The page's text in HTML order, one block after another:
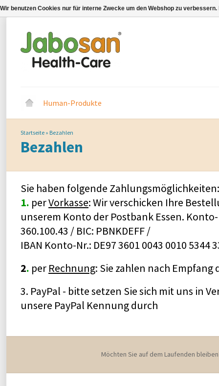
Human-Produkte
Startseite » Bezahlen
Bezahlen
Sie haben folgende
1. perVorkasse: Wir verschicken Ihre
unserem Konto der Postbank Essen. Konto-
360.100.43 / BIC: PBNKDEFF /
IBAN Konto-Nr.: DE97 3601 0043 0010 5344
2. per Rechnung: Sie zahlen nach Empfang
3. PayPal - bitte setzen Sie sich mit uns in
unsere PayPal Kennung durch
Möchten Sie auf dem Laufenden
Wir benutzen Cookies nur für interne Zwecke um den Webshop zu